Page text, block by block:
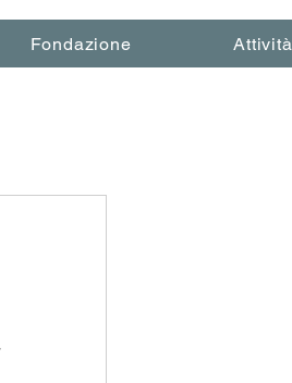
Fondazione Attività